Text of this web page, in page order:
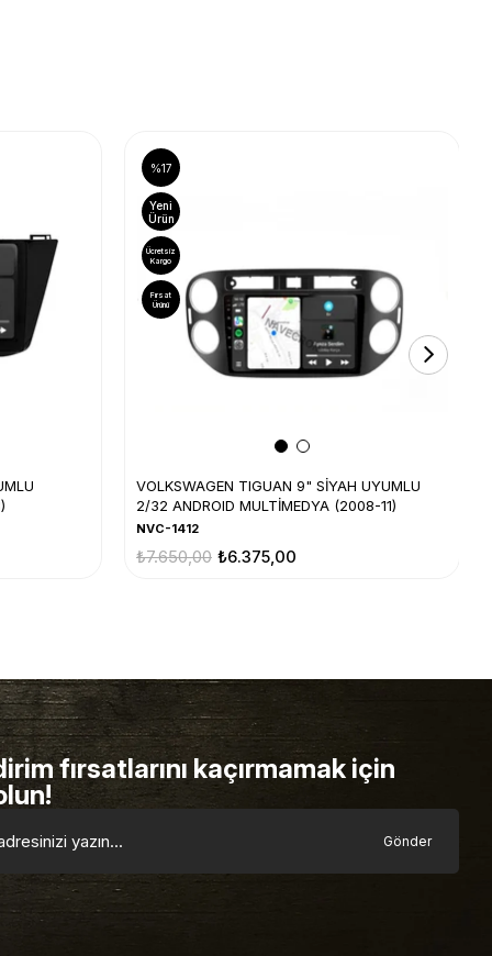
VOLKSWAGEN TIGUAN 9" SİYAH UYUMLU
2/32 ANDROID MULTİMEDYA (2008-11)
NVC-1412
₺6.375,00
₺7.650,00
%17
Yeni
Ürün
Ücretsiz
Kargo
Fırsat
Ürünü
fırsatlarını kaçırmamak için
Gönder